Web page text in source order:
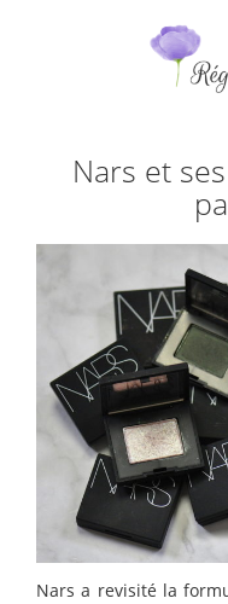
Nars et
Nars a revisité la